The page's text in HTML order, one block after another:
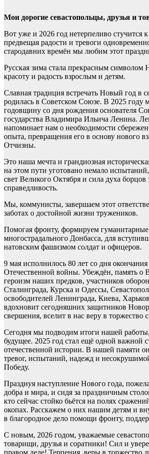
Мои дорогие севастопольцы, друзья и
Вот уже и 2026 год нетерпеливо стучится
предвещая радости и тревоги
стародавних времён мы любим этот
Русская зима стала прекрасным символом
красоту и радость взрослым и детям.
Славная традиция встречать Новый год в
родилась в Советском Союзе. В 2025 году
годовщину со дня рождения основателя
государства Владимира Ильича Ленина.
напоминает нам о необходимости
опыта, превращения его в основу нового
Отчизны.
Это наша мечта и грандиозная
на этом пути уготовано немало
свет Великого Октября и сила духа борцов
справедливость.
Мы, коммунисты, завершаем этот
заботах о достойной жизни тружеников.
Помогая фронту, формируем
многострадального Донбасса, для
натовским фашизмом солдат и офицеров.
9 мая исполнилось 80 лет со дня
Отечественной войны. Убеждён, память о
героизм наших предков, участников
Сталинграда, Курска и Одессы,
освободителей Ленинграда, Киева,
вдохновит сегодняшних защитников
свершения, вселит в нас веру в торжество
Сегодня мы подводим итоги нашей
будущее. 2025 год стал ещё одной важной
отечественной истории. В нашей памяти
тревог, испытаний, надежд и
Победу.
Празднуя наступление Нового года,
добра и мира, и сидя за праздничным
кто сейчас стойко бьётся на полях
окопах. Расскажем о них нашим детям и
в благородное дело помощи фронту,
С новым, 2026 годом, уважаемые
товарищи, друзья и соратники! Сил и